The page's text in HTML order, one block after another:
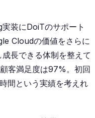
装にDoiTのサポート
Cloudの価値をさらに
長できる体制を整えて
客満足度は97%。初回
間という実績を考えれ